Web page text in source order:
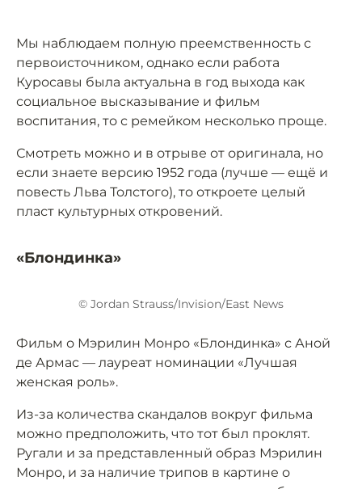
Мы наблюдаем полную преемственность с
первоисточником, однако если работа
Куросавы была актуальна в год выхода как
социальное высказывание и фильм
воспитания, то с ремейком несколько проще.
Смотреть можно и в отрыве от оригинала, но
если знаете версию 1952 года (лучше — ещё и
повесть Льва Толстого), то откроете целый
пласт культурных откровений.
«Блондинка»
© Jordan Strauss/Invision/East News
Фильм о Мэрилин Монро «Блондинка» с Аной
де Армас — лауреат номинации «Лучшая
женская роль».
Из-за количества скандалов вокруг фильма
можно предположить, что тот был проклят.
Ругали и за представленный образ Мэрилин
Монро, и за наличие трипов в картине о